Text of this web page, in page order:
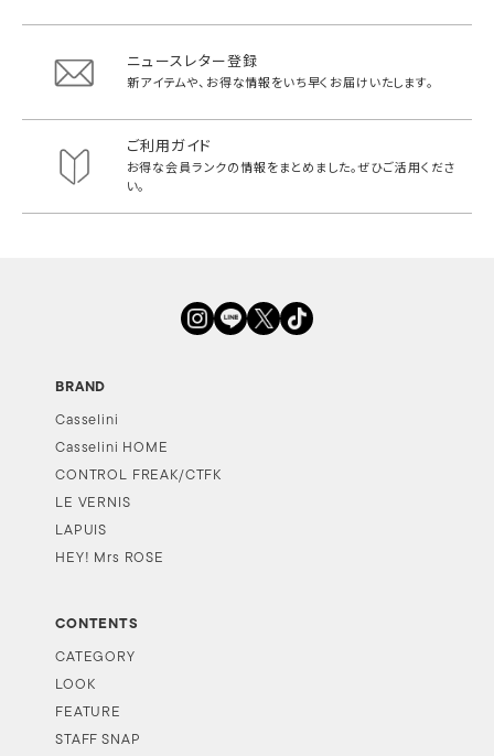
ニュースレター登録
新アイテムや、お得な情報をいち早く お届けいたします。
ご利用ガイド
お得な会員ランクの情報をまとめました。ぜひご活用くださ
い。
BRAND
Casselini
Casselini HOME
CONTROL FREAK/CTFK
LE VERNIS
LAPUIS
HEY! Mrs ROSE
CONTENTS
CATEGORY
LOOK
FEATURE
STAFF SNAP